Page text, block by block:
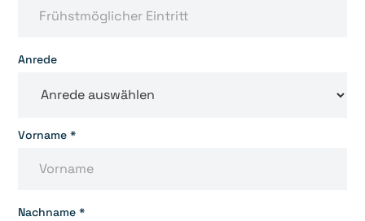
Anrede
Vorname *
Nachname *